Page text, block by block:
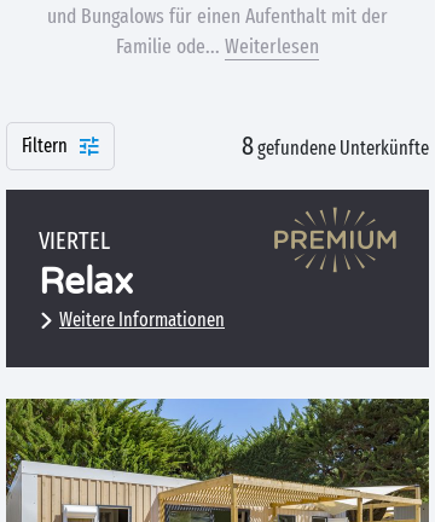
und Bungalows für einen Aufenthalt mit der
Familie ode... Weiterlesen
Filtern 8gefundene Unterkünfte
VIERTEL
Relax
Weitere Informationen